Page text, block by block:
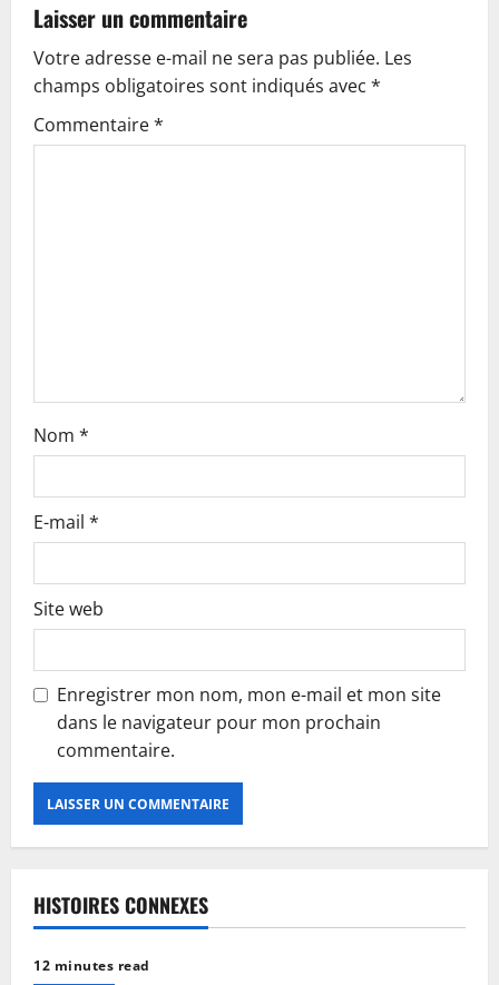
v
i
g
Laisser un commentaire
Votre adresse e-mail ne sera pas publiée. Les
champs obligatoires sont indiqués avec *
Commentaire*
Nom *
E-mail *
Site web
Enregistrer mon nom, mon e-mail et mon site
dans le navigateur pour mon prochain
commentaire.
HISTOIRES CONNEXES
12 minutes read